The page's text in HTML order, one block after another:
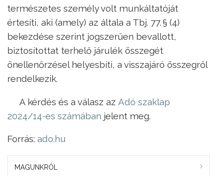
természetes személy volt munkáltatóját
értesíti, aki (amely) az általa a Tbj. 77. § (4)
bekezdése szerint jogszerűen bevallott,
biztosítottat terhelő járulék összegét
önellenőrzésel helyesbíti, a visszajáró összegről
rendelkezik.
A kérdés és a válasz az Adó szaklap
2024/14-es számában jelent meg.
Forrás: ado.hu
MAGUNKRÓL